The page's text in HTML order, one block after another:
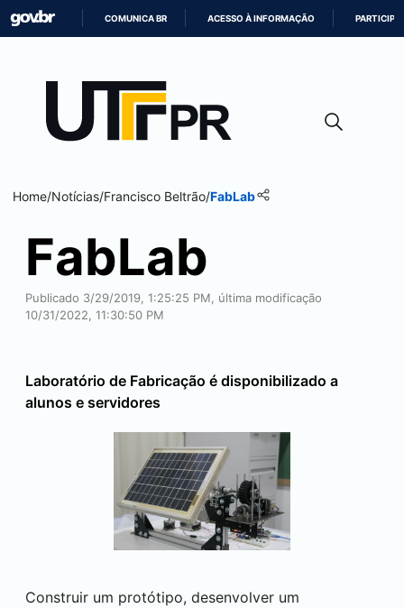
CONTEÚDO
COMUNICA BR ACESSO À INFORMAÇÃO PARTICIPE
Home/Notícias/Francisco Beltrão/FabLab
FabLab
Publicado 3/29/2019, 1:25:25 PM, última modificação
10/31/2022, 11:30:50 PM
Laboratório de Fabricação é disponibilizado a
alunos e servidores
Construir um protótipo, desenvolver um